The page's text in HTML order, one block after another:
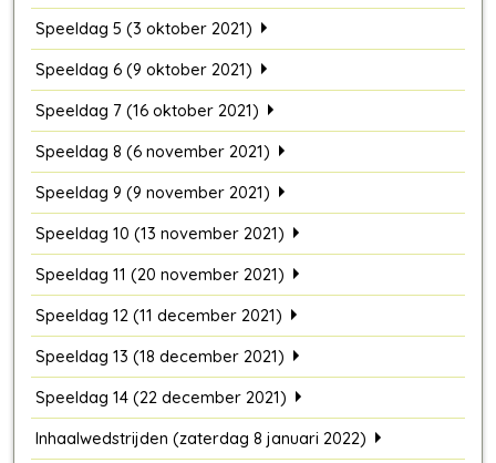
Speeldag 5 (3 oktober 2021)
Speeldag 6 (9 oktober 2021)
Speeldag 7 (16 oktober 2021)
Speeldag 8 (6 november 2021)
Speeldag 9 (9 november 2021)
Speeldag 10 (13 november 2021)
Speeldag 11 (20 november 2021)
Speeldag 12 (11 december 2021)
Speeldag 13 (18 december 2021)
Speeldag 14 (22 december 2021)
Inhaalwedstrijden (zaterdag 8 januari 2022)